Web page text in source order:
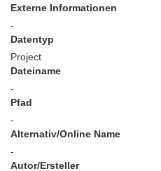
Externe Informationen
-
Datentyp
Project
Dateiname
-
Pfad
-
Alternativ/Online Name
-
Autor/Ersteller